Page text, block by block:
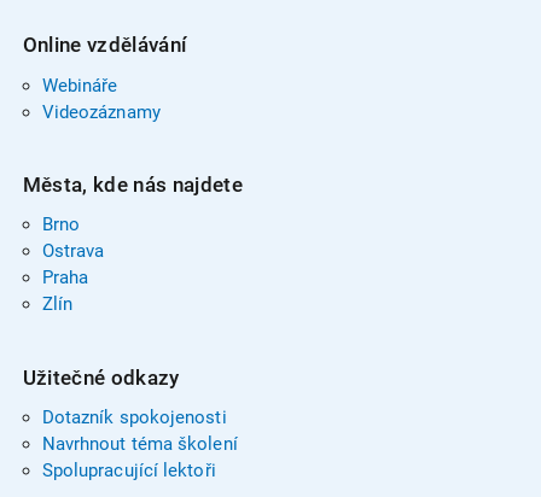
Online vzdělávání
Webináře
Videozáznamy
Města, kde nás najdete
Brno
Ostrava
Praha
Zlín
Užitečné odkazy
Dotazník spokojenosti
Navrhnout téma školení
Spolupracující lektoři